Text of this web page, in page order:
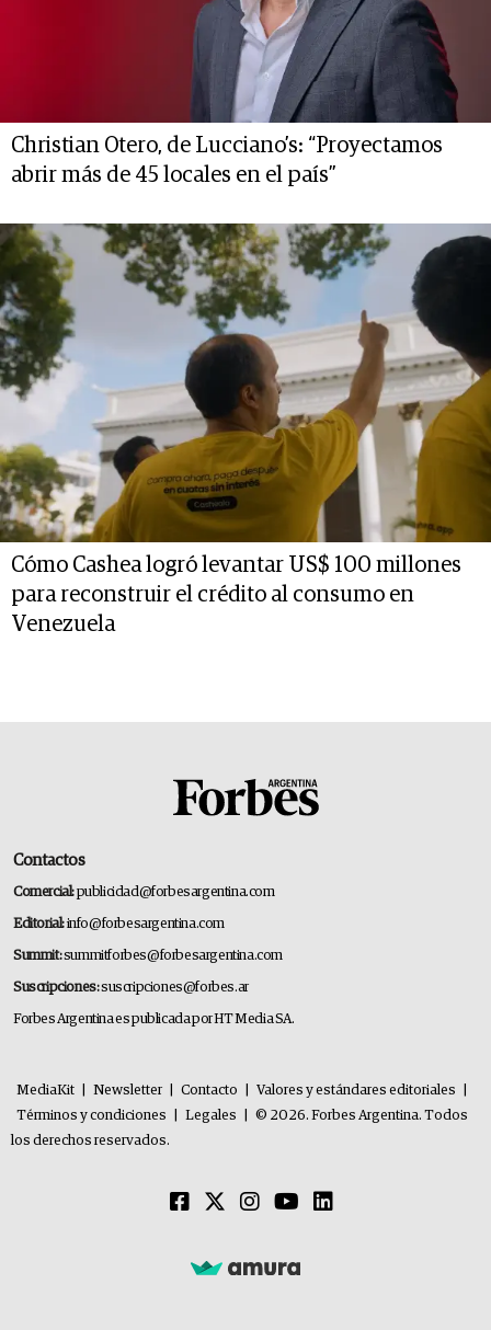
Christian Otero, de Lucciano’s: “Proyectamos
abrir más de 45 locales en el país”
Cómo Cashea logró levantar US$ 100 millones
para reconstruir el crédito al consumo en
Venezuela
Contactos
Comercial:publicidad@forbesargentina.com
Editorial:info@forbesargentina.com
Summit:summitforbes@forbesargentina.com
Suscripciones:suscripciones@forbes.ar
Forbes Argentina es publicada por HT Media SA.
MediaKit Newsletter Contacto Valores y estándares editoriales
Términos y condiciones
Legales
© 2026. Forbes Argentina. Todos
los derechos reservados.